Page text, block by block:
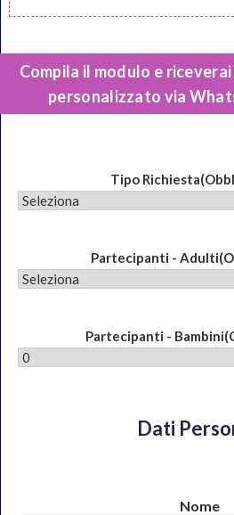
Compila il modulo e
personalizzato via
Tipo Richiesta
Partecipanti - Adulti
Partecipanti - Bambini
Dati
Nome